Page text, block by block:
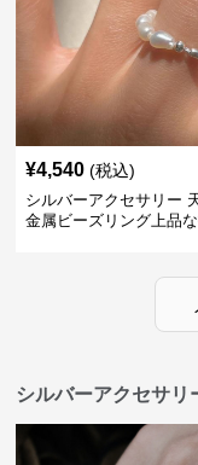
¥4,540 (税込)
シルバーアクセサリー
金属ビーズリング上品
シルバーアクセサリ